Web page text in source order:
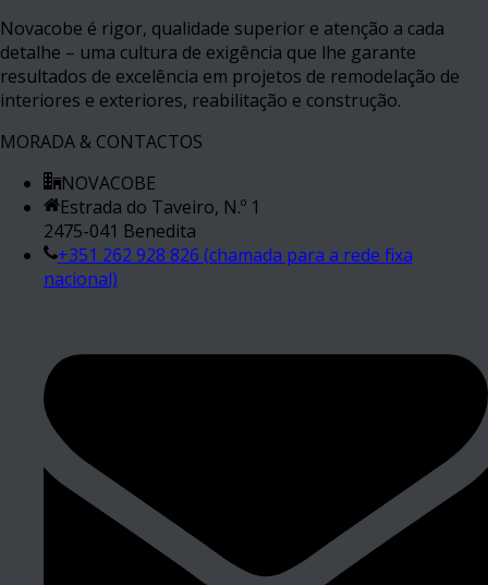
Novacobe é rigor, qualidade superior e atenção a cada
detalhe – uma cultura de exigência que lhe garante
resultados de excelência em projetos de remodelação de
interiores e exteriores, reabilitação e construção.
MORADA & CONTACTOS
NOVACOBE
Estrada do Taveiro, N.º 1
2475-041 Benedita
+351 262 928 826 (chamada para a rede fixa
nacional)